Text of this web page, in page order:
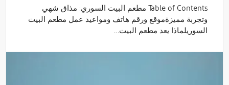
Table of Contents مطعم البيت السوري: مذاق شهي
وتجربة مميزةموقع ورقم هاتف ومواعيد عمل مطعم البيت
السوريلماذا يعد مطعم البيت…